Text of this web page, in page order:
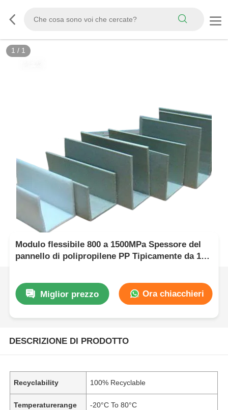
1 / 1
Modulo flessibile 800 a 1500MPa Spessore del
pannello di polipropilene PP Tipicamente da 1
Miglior prezzo Ora chiacchieri
DESCRIZIONE DI PRODOTTO
Recyclability 100% Recyclable
Temperaturerange -20°C To 80°C